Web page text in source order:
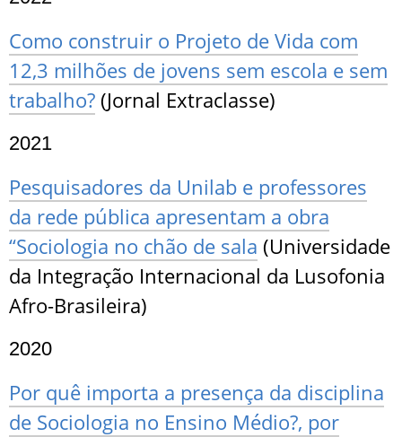
Como construir o Projeto de Vida com
12,3 milhões de jovens sem escola e sem
trabalho? (Jornal Extraclasse)
2021
Pesquisadores da Unilab e professores
da rede pública apresentam a obra
“Sociologia no chão de sala (Universidade
da Integração Internacional da Lusofonia
Afro-Brasileira)
2020
Por quê importa a presença da disciplina
de Sociologia no Ensino Médio?, por